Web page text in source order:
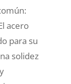
acero
para su
solidez